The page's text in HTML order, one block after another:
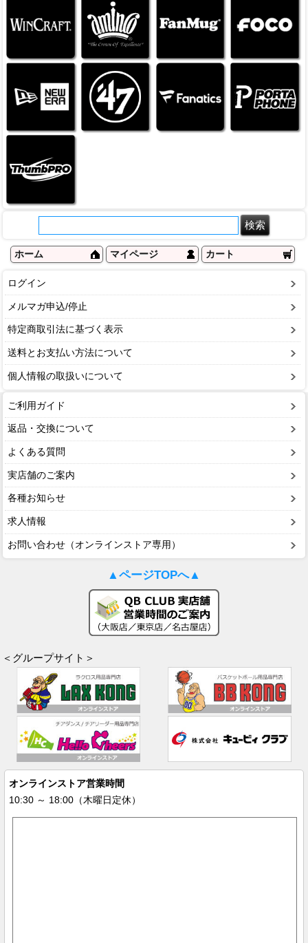
ホーム マイページ カート
ログイン
メルマガ申込/停止
特定商取引法に基づく表示
送料とお支払い方法について
個人情報の取扱いについて
ご利用ガイド
返品・交換について
よくある質問
実店舗のご案内
各種お知らせ
求人情報
お問い合わせ（オンラインストア専用）
▲ページTOPへ▲
＜グループサイト＞
オンラインストア営業時間
10:30 ～ 18:00（木曜日定休）